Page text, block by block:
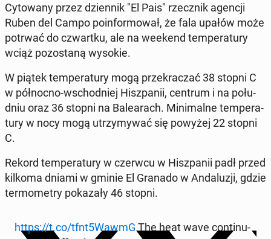
Cy­to­wa­ny przez dzien­nik "El Pais" rzecz­nik agencji
Ruben del Campo po­in­for­mo­wał, że fala upałów może
potrwać do czwart­ku, ale na weekend tem­pe­ra­tu­ry
wciąż po­zo­sta­ną wysokie.
W piątek tem­pe­ra­tu­ry mogą prze­kra­czać 38 stopni C
w pół­noc­no-wschod­niej Hisz­pa­nii, centrum i na po­łu­
dniu oraz 36 stopni na Ba­le­arach. Mi­ni­mal­ne tem­pe­ra­
tu­ry w nocy mogą utrzy­my­wać się powyżej 22 stopni
C.
Rekord tem­pe­ra­tu­ry w czerwcu w Hisz­pa­nii padł przed
kilkoma dniami w gminie El Granado w An­da­lu­zji, gdzie
ter­mo­me­try po­ka­za­ły 46 stopni.
https://t.co/tfnt5WawmG The heat wave con­ti­nu­